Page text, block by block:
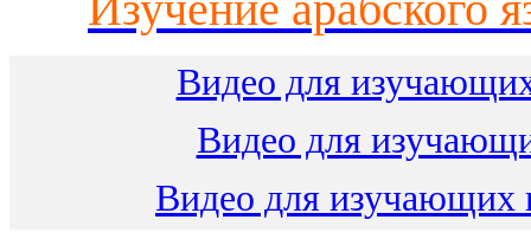
Видео для
Видео для
Видео для изучающих